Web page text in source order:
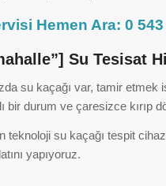
Hemen Ara: 0 543
Su Tesisat
su kaçağı var, tamir etmek
bir durum ve çaresizce kırıp
su kaçağı tespit
yapıyoruz.